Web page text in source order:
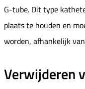
G-tube. Dit type
plaats te houden en
worden, afhankelijk
Verwijderen